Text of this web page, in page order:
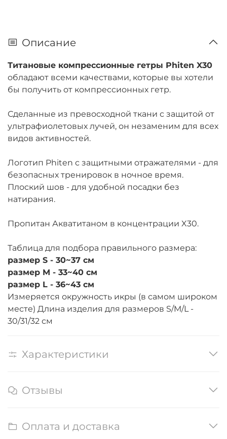
Описание
Титановые компрессионные гетры Phiten X30
обладают всеми качествами, которые вы хотели
бы получить от компрессионных гетр.
Сделанные из превосходной ткани с защитой от
ультрафиолетовых лучей, он незаменим для всех
видов активностей.
Логотип Phiten с защитными отражателями - для
безопасных тренировок в ночное время.
Плоский шов - для удобной посадки без
натирания.
Пропитан Акватитаном в концентрации X30.
Таблица для подбора правильного размера:
размер S - 30~37 см
размер M - 33~40 см
размер L - 36~43 см
Измеряется окружность икры (в самом широком
месте) Длина изделия для размеров S/M/L -
30/31/32 см
Характеристики
Отзывы
Оплата и доставка